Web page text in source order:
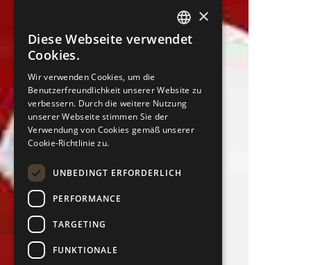
ENGLISH
ITALIAN
SPANISH
×
Diese Webseite verwendet
Cookies.
Wir verwenden Cookies, um die
Benutzerfreundlichkeit unserer Website zu
verbessern. Durch die weitere Nutzung
unserer Webseite stimmen Sie der
Verwendung von Cookies gemäß unserer
Cookie-Richtlinie zu.
UNBEDINGT ERFORDERLICH
PERFORMANCE
TARGETING
FUNKTIONALE